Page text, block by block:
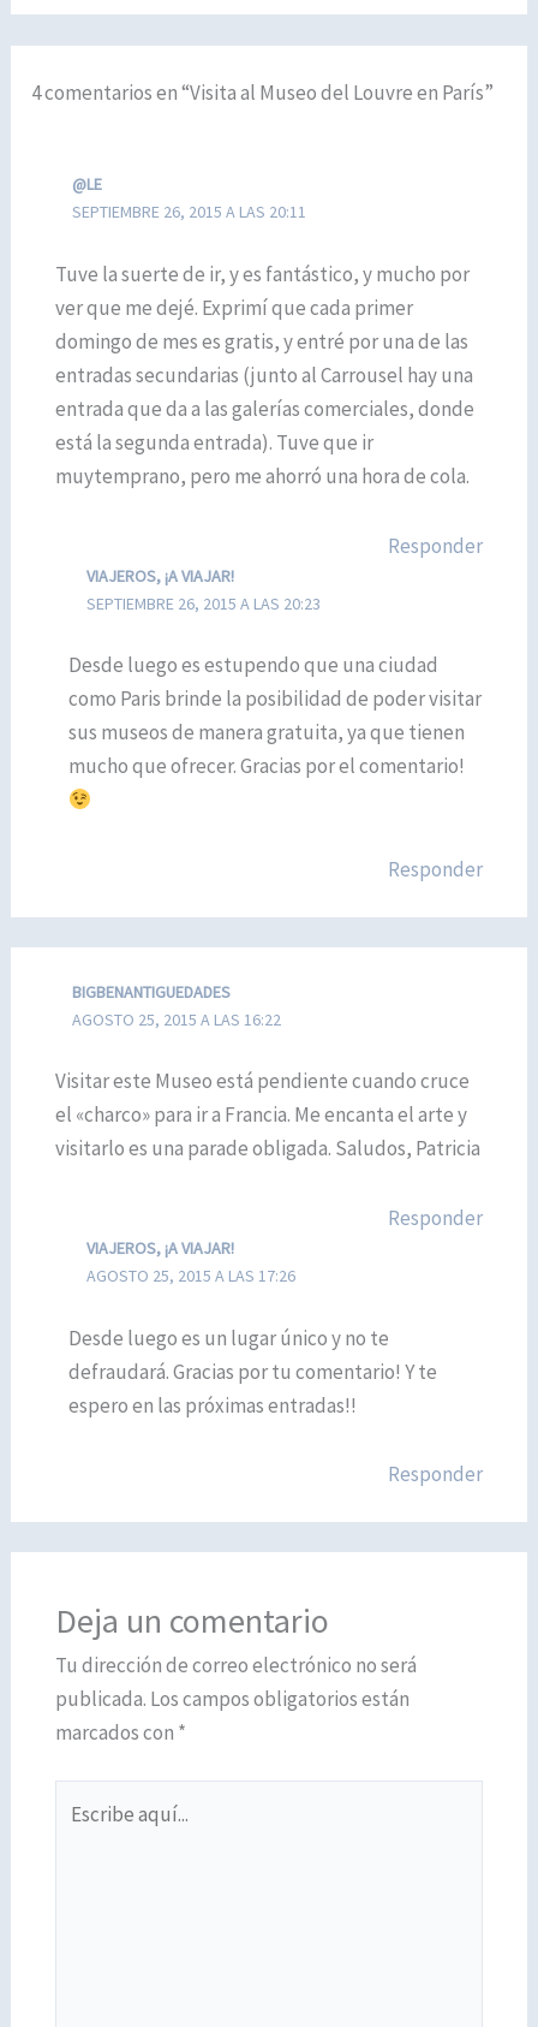
4 comentarios en “Visita al Museo del Louvre en París”
@LE
SEPTIEMBRE 26, 2015 A LAS 20:11
Tuve la suerte de ir, y es fantástico, y mucho por
ver que me dejé. Exprimí que cada primer
domingo de mes es gratis, y entré por una de las
entradas secundarias (junto al Carrousel hay una
entrada que da a las galerías comerciales, donde
está la segunda entrada). Tuve que ir
muytemprano, pero me ahorró una hora de cola.
Responder
VIAJEROS, ¡A VIAJAR!
SEPTIEMBRE 26, 2015 A LAS 20:23
Desde luego es estupendo que una ciudad
como Paris brinde la posibilidad de poder visitar
sus museos de manera gratuita, ya que tienen
mucho que ofrecer. Gracias por el comentario!
Responder
BIGBENANTIGUEDADES
AGOSTO 25, 2015 A LAS 16:22
Visitar este Museo está pendiente cuando cruce
el «charco» para ir a Francia. Me encanta el arte y
visitarlo es una parade obligada. Saludos, Patricia
Responder
VIAJEROS, ¡A VIAJAR!
AGOSTO 25, 2015 A LAS 17:26
Desde luego es un lugar único y no te
defraudará. Gracias por tu comentario! Y te
espero en las próximas entradas!!
Responder
Deja un comentario
Tu dirección de correo electrónico no será
publicada. Los campos obligatorios están
marcados con *
aquí...